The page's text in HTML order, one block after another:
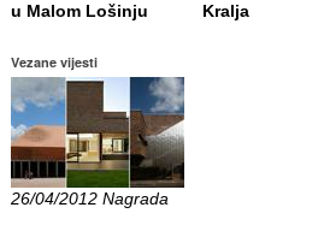
u Malom Lošinju
Kralja
Vezane vijesti
26/04/2012 Nagrada